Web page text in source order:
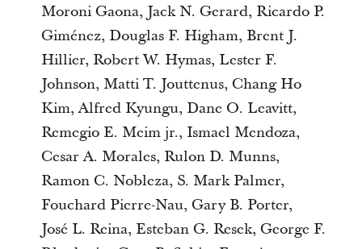
Moroni Gaona, Jack N. Gerard, Ricardo P.
Giménez, Douglas F. Higham, Brent J.
Hillier, Robert W. Hymas, Lester F.
Johnson, Matti T. Jouttenus, Chang Ho
Kim, Alfred Kyungu, Dane O. Leavitt,
Remegio E. Meim jr., Ismael Mendoza,
Cesar A. Morales, Rulon D. Munns,
Ramon C. Nobleza, S. Mark Palmer,
Fouchard Pierre-Nau, Gary B. Porter,
José L. Reina, Esteban G. Resek, George F.